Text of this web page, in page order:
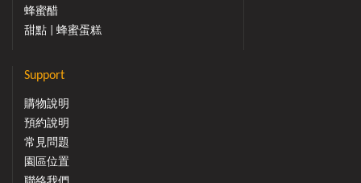
蜂蜜醋
甜點 | 蜂蜜蛋糕
Support
購物說明
預約說明
常見問題
園區位置